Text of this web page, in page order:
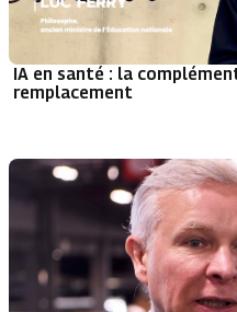
IA en santé : la
remplacement